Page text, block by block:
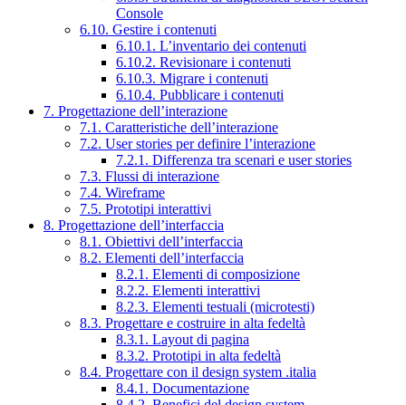
Console
6.10. Gestire i contenuti
6.10.1. L’inventario dei contenuti
6.10.2. Revisionare i contenuti
6.10.3. Migrare i contenuti
6.10.4. Pubblicare i contenuti
7. Progettazione dell’interazione
7.1. Caratteristiche dell’interazione
7.2. User stories per definire l’interazione
7.2.1. Differenza tra scenari e user stories
7.3. Flussi di interazione
7.4. Wireframe
7.5. Prototipi interattivi
8. Progettazione dell’interfaccia
8.1. Obiettivi dell’interfaccia
8.2. Elementi dell’interfaccia
8.2.1. Elementi di composizione
8.2.2. Elementi interattivi
8.2.3. Elementi testuali (microtesti)
8.3. Progettare e costruire in alta fedeltà
8.3.1. Layout di pagina
8.3.2. Prototipi in alta fedeltà
8.4. Progettare con il design system .italia
8.4.1. Documentazione